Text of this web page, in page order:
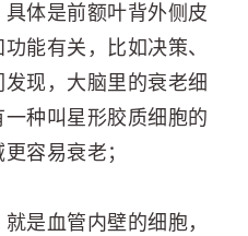
体是前额叶背外侧皮
能有关，比如决策、
现，大脑里的衰老细
种叫星形胶质细胞的
容易衰老；
是血管内壁的细胞，